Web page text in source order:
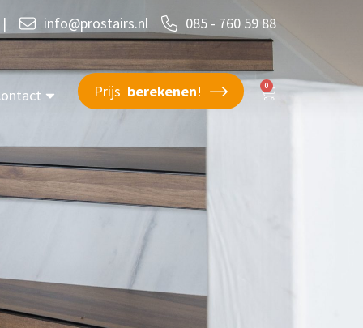
| info@prostairs.nl 085 - 760 59 88
Prijs berekenen! 0